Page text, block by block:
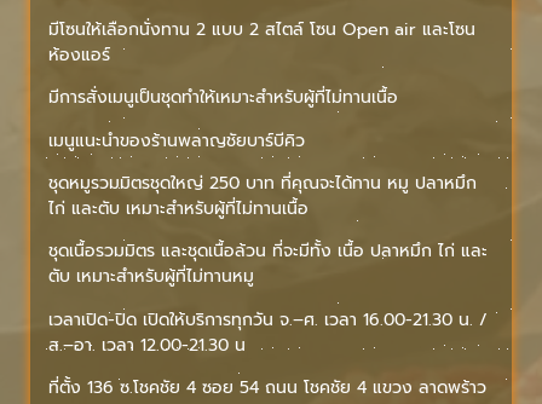
มีโซนให้เลือกนั่งทาน 2 แบบ 2 สไตล์ โซน Open air และโซน
ห้องแอร์
มีการสั่งเมนูเป็นชุดทำให้เหมาะสำหรับผู้ที่ไม่ทานเนื้อ
เมนูแนะนำของร้านพลาญชัยบาร์บีคิว
ชุดหมูรวมมิตรชุดใหญ่ 250 บาท ที่คุณจะได้ทาน หมู ปลาหมึก
ไก่ และตับ เหมาะสำหรับผู้ที่ไม่ทานเนื้อ
ชุดเนื้อรวมมิตร และชุดเนื้อล้วน ที่จะมีทั้ง เนื้อ ปลาหมึก ไก่ และ
ตับ เหมาะสำหรับผู้ที่ไม่ทานหมู
เวลาเปิด-ปิด เปิดให้บริการทุกวัน จ.–ศ. เวลา 16.00-21.30 น. /
ส.–อา. เวลา 12.00-21.30 น
ที่ตั้ง 136 ซ.โชคชัย 4 ซอย 54 ถนน โชคชัย 4 แขวง ลาดพร้าว